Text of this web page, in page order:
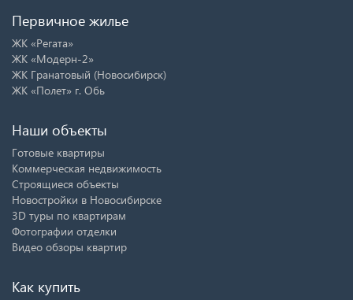
Первичное жилье
ЖК «Регата»
ЖК «Модерн-2»
ЖК Гранатовый (Новосибирск)
ЖК «Полет» г. Обь
Наши объекты
Готовые квартиры
Коммерческая недвижимость
Строящиеся объекты
Новостройки в Новосибирске
3D туры по квартирам
Фотографии отделки
Видео обзоры квартир
Как купить